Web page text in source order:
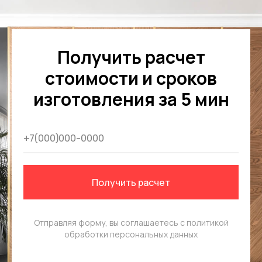
Получить расчет
стоимости и сроков
изготовления за 5 мин
Получить расчет
Отправляя форму, вы соглашаетесь с политикой
обработки персональных данных